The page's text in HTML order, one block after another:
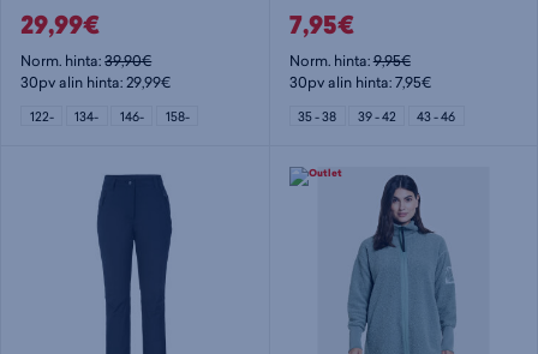
29,99€
Norm. hinta:39,90€
30pv alin hinta: 29,99€
122- 134- 146- 158-
7,95€
Norm. hinta:9,95€
30pv alin hinta: 7,95€
35 - 38 39 - 42 43 - 46